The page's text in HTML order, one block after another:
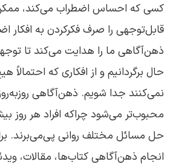
کسی که احساس اضطراب می‌کند،
قابل‌توجهی را صرف فکرکردن به افکار
ذهن‌آگاهی ما را هدایت می‌کند تا
حال برگردانیم و از افکاری که احتمالاً
نمی‌کنند جدا شویم. ذهن‌آگاهی
محبوب‌تر می‌شود چراکه افراد هر روز
حل مسائل مختلف روانی پی‌می‌برند.
انجام ذهن‌آگاهی کتاب‌ها، مقالات،